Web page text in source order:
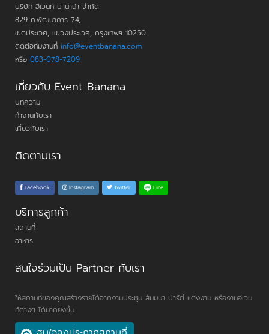
บริษัท อีเวนท์ บานาน่า จำกัด
829 ถ.พัฒนาการ 74,
เขตประเวศ, แขวงประเวศ, กรุงเทพฯ 10250
ติดต่อทีมงานที่ info@eventbanana.com
หรือ 083-078-7209
เกี่ยวกับ Event Banana
บทความ
ทำงานกับเรา
เกี่ยวกับเรา
ติดตามเรา
Facebook Instagram Twitter Line
บริการลูกค้า
สถานที่
อาหาร
สนใจร่วมเป็น Partner กับเรา
ให้สถานที่ของคุณสร้างรายได้จากงานประชุม สัมมนา ปาร์ตี้ แต่งงาน หรืองานอีเวน
ท์ต่างๆ ได้มากยิ่งขึ้น